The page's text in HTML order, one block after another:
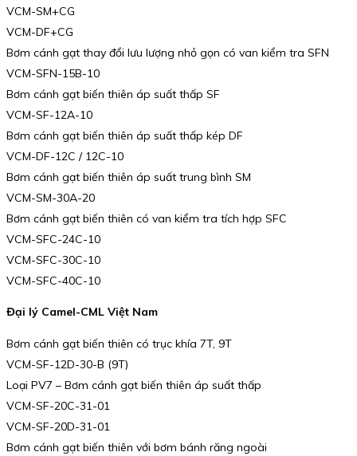
VCM-SM+CG
VCM-DF+CG
Bơm cánh gạt thay đổi lưu lượng nhỏ gọn có van kiểm tra SFN
VCM-SFN-15B-10
Bơm cánh gạt biến thiên áp suất thấp SF
VCM-SF-12A-10
Bơm cánh gạt biến thiên áp suất thấp kép DF
VCM-DF-12C / 12C-10
Bơm cánh gạt biến thiên áp suất trung bình SM
VCM-SM-30A-20
Bơm cánh gạt biến thiên có van kiểm tra tích hợp SFC
VCM-SFC-24C-10
VCM-SFC-30C-10
VCM-SFC-40C-10
Đại lý Camel-CML Việt Nam
Bơm cánh gạt biến thiên có trục khía 7T, 9T
VCM-SF-12D-30-B (9T)
Loại PV7 – Bơm cánh gạt biến thiên áp suất thấp
VCM-SF-20C-31-01
VCM-SF-20D-31-01
Bơm cánh gạt biến thiên với bơm bánh răng ngoài